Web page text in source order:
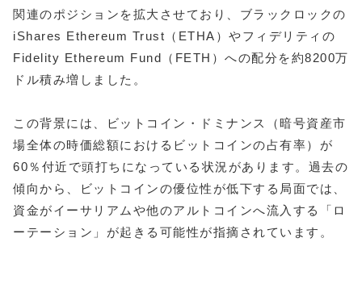
関連のポジションを拡大させており、ブラックロックの
iShares Ethereum Trust（ETHA）やフィデリティの
Fidelity Ethereum Fund（FETH）への配分を約8200万
ドル積み増しました。
この背景には、ビットコイン・ドミナンス（暗号資産市
場全体の時価総額におけるビットコインの占有率）が
60％付近で頭打ちになっている状況があります。過去の
傾向から、ビットコインの優位性が低下する局面では、
資金がイーサリアムや他のアルトコインへ流入する「ロ
ーテーション」が起きる可能性が指摘されています。